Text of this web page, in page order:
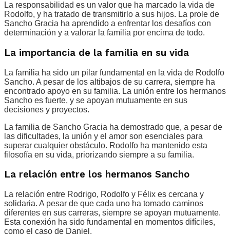
La responsabilidad es un valor que ha marcado la vida de
Rodolfo, y ha tratado de transmitirlo a sus hijos. La prole de
Sancho Gracia ha aprendido a enfrentar los desafíos con
determinación y a valorar la familia por encima de todo.
La importancia de la familia en su vida
La familia ha sido un pilar fundamental en la vida de Rodolfo
Sancho. A pesar de los altibajos de su carrera, siempre ha
encontrado apoyo en su familia. La unión entre los hermanos
Sancho es fuerte, y se apoyan mutuamente en sus
decisiones y proyectos.
La familia de Sancho Gracia ha demostrado que, a pesar de
las dificultades, la unión y el amor son esenciales para
superar cualquier obstáculo. Rodolfo ha mantenido esta
filosofía en su vida, priorizando siempre a su familia.
La relación entre los hermanos Sancho
La relación entre Rodrigo, Rodolfo y Félix es cercana y
solidaria. A pesar de que cada uno ha tomado caminos
diferentes en sus carreras, siempre se apoyan mutuamente.
Esta conexión ha sido fundamental en momentos difíciles,
como el caso de Daniel.